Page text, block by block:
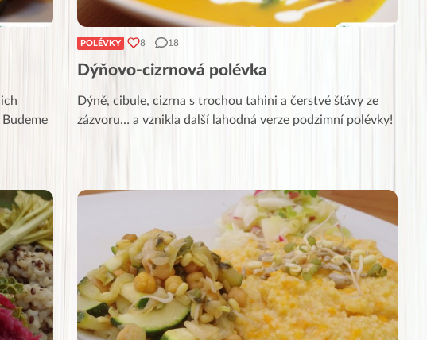
POLÉVKY 8 18
Dýňovo-cizrnová polévka
Dýně, cibule, cizrna s trochou tahini a čerstvé šťávy ze
zázvoru… a vznikla další lahodná verze podzimní polévky!